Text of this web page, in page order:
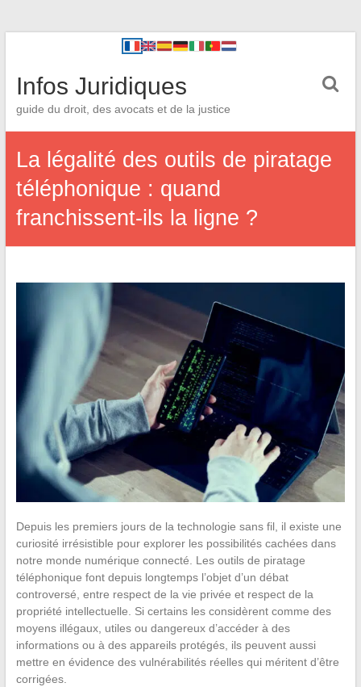
Infos Juridiques
guide du droit, des avocats et de la justice
La légalité des outils de piratage
téléphonique : quand
franchissent-ils la ligne ?
Depuis les premiers jours de la technologie sans fil, il existe une
curiosité irrésistible pour explorer les possibilités cachées dans
notre monde numérique connecté. Les outils de piratage
téléphonique font depuis longtemps l’objet d’un débat
controversé, entre respect de la vie privée et respect de la
propriété intellectuelle. Si certains les considèrent comme des
moyens illégaux, utiles ou dangereux d’accéder à des
informations ou à des appareils protégés, ils peuvent aussi
mettre en évidence des vulnérabilités réelles qui méritent d’être
corrigées.